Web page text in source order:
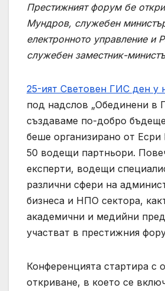
Престижният форум бе
Мундров, служебен
електронното управление и
служебен заместник-
25-ият Световен ГИС ден у
под надслов „Обединени в
създаваме по-добро
беше организирано от Есри
50 водещи партньори.
експерти, водещи
различни сфери на
бизнеса и НПО сектора,
академични и медийни
участват в престижния
Конференцията стартира с
откриване, в което се